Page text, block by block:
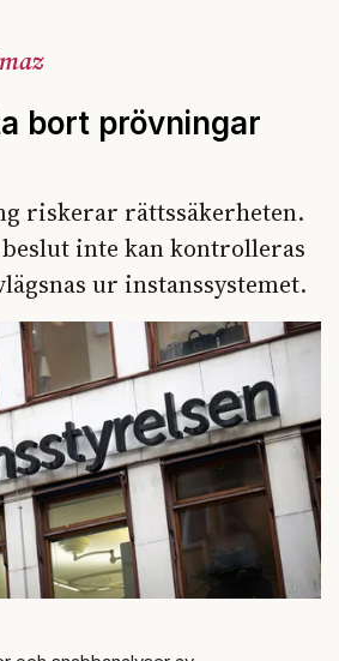
bort prövningar
riskerar rättssäkerheten.
inte kan kontrolleras
ur instanssystemet.